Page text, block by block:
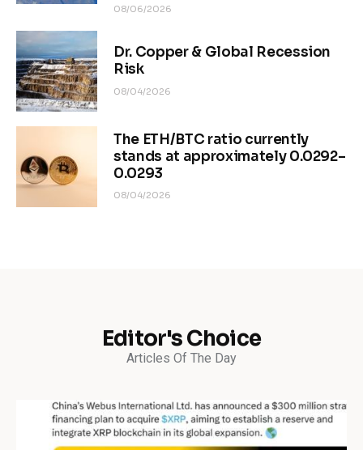
08/06/2026
Dr. Copper & Global Recession
Risk
08/04/2026
The ETH/BTC ratio currently
stands at approximately 0.0292–
0.0293
08/04/2026
Editor's Choice
Articles Of The Day